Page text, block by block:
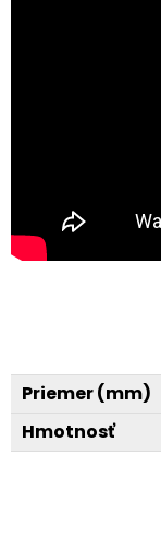
Priemer (mm)
Hmotnosť